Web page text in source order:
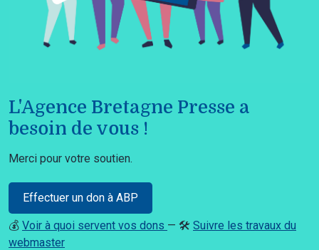
L'Agence Bretagne Presse a
besoin de vous !
Merci pour votre soutien.
Effectuer un don à ABP
💰 Voir à quoi servent vos dons — 🛠️ Suivre les travaux du
webmaster